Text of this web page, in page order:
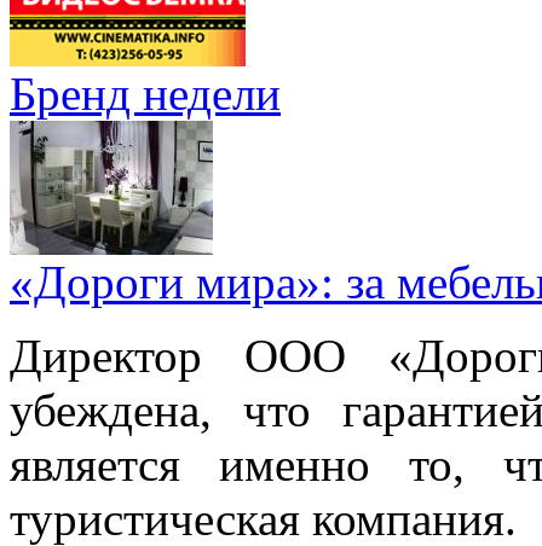
Бренд недели
«Дороги мира»: за
Директор ООО
убеждена, что
является именно то,
туристическая компания.